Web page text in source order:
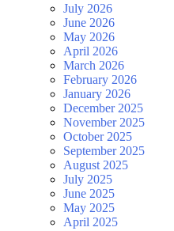
July 2026
June 2026
May 2026
April 2026
March 2026
February 2026
January 2026
December 2025
November 2025
October 2025
September 2025
August 2025
July 2025
June 2025
May 2025
April 2025